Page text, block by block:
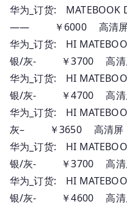
华为_订货: MATEBOOK
—— ￥6000 高清
华为_订货: HI
银/灰- ￥3700 高清
华为_订货: HI
银/灰- ￥4700 高清
华为_订货: HI
灰– ￥3650 高清屏
华为_订货: HI
银/灰- ￥3700 高清
华为_订货: HI
银/灰- ￥4600 高清